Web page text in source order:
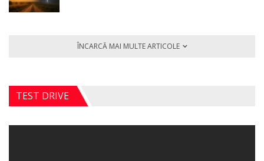
ÎNCARCĂ MAI MULTE ARTICOLE
TEST DRIVE